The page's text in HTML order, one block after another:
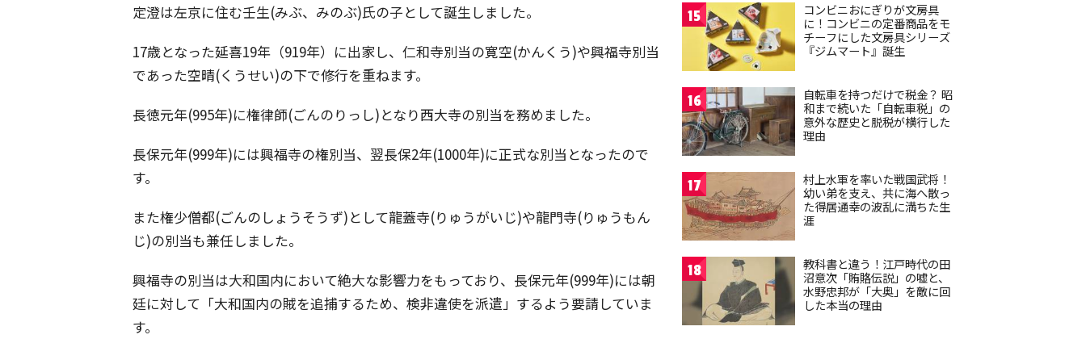
定澄は左京に住む壬生(みぶ、みのぶ)氏の子として誕生しました。
17歳となった延喜19年（919年）に出家し、仁和寺別当の寛空(かんくう)や興福寺別当
であった空晴(くうせい)の下で修行を重ねます。
長徳元年(995年)に権律師(ごんのりっし)となり西大寺の別当を務めました。
長保元年(999年)には興福寺の権別当、翌長保2年(1000年)に正式な別当となったので
す。
また権少僧都(ごんのしょうそうず)として龍蓋寺(りゅうがいじ)や龍門寺(りゅうもん
じ)の別当も兼任しました。
興福寺の別当は大和国内において絶大な影響力をもっており、長保元年(999年)には朝
廷に対して「大和国内の賊を追捕するため、検非違使を派遣」するよう要請していま
す。
15
コンビニおにぎりが文房具
に！コンビニの定番商品をモ
チーフにした文房具シリーズ
『ジムマート』誕生
16
自転車を持つだけで税金？ 昭
和まで続いた「自転車税」の
意外な歴史と脱税が横行した
理由
17
村上水軍を率いた戦国武将！
幼い弟を支え、共に海へ散っ
た得居通幸の波乱に満ちた生
涯
18
教科書と違う！江戸時代の田
沼意次「賄賂伝説」の嘘と、
水野忠邦が「大奥」を敵に回
した本当の理由